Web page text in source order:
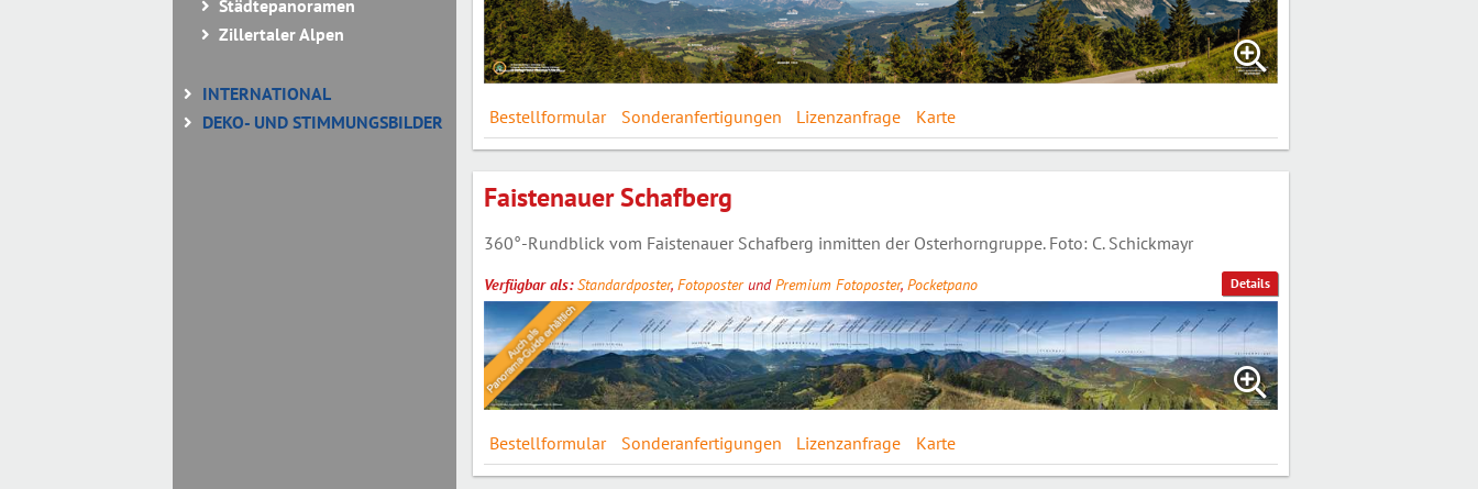
Städtepanoramen
Zillertaler Alpen
INTERNATIONAL
DEKO- UND STIMMUNGSBILDER
Bestellformular Sonderanfertigungen Lizenzanfrage Karte
Details
Faistenauer Schafberg
360°-Rundblick vom Faistenauer Schafberg inmitten der Osterhorngruppe. Foto: C. Schickmayr
Verfügbar als:Standardposter, FotoposterundPremium Fotoposter, Pocketpano
Bestellformular Sonderanfertigungen Lizenzanfrage Karte